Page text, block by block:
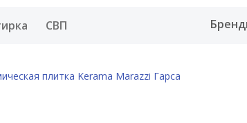
СВП
плитка Kerama Marazzi Гарса